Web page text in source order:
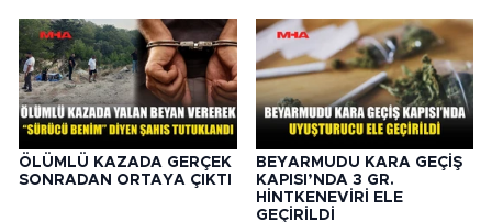
ÖLÜMLÜ KAZADA GERÇEK
SONRADAN ORTAYA ÇIKTI
BEYARMUDU KARA GEÇİŞ
KAPISI’NDA 3 GR.
HİNTKENEVİRİ ELE
GEÇİRİLDİ